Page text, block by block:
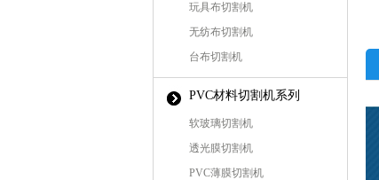
玩具布切割机
无纺布切割机
台布切割机
PVC材料切割机系列
软玻璃切割机
透光膜切割机
PVC薄膜切割机